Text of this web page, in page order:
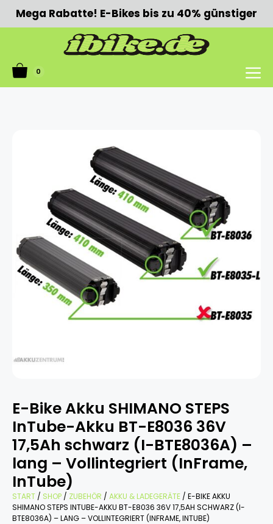
Zum
Inhalt
Mega Rabatte! E-Bikes bis zu 40% günstiger
0
Menü
E-Bike Akku SHIMANO STEPS
InTube-Akku BT-E8036 36V
17,5Ah schwarz (I-BTE8036A) –
lang – Vollintegriert (InFrame,
InTube)
START / SHOP / ZUBEHÖR / AKKU & LADEGERÄTE / E-BIKE AKKU
SHIMANO STEPS INTUBE-AKKU BT-E8036 36V 17,5AH SCHWARZ (I-
BTE8036A) – LANG – VOLLINTEGRIERT (INFRAME, INTUBE)